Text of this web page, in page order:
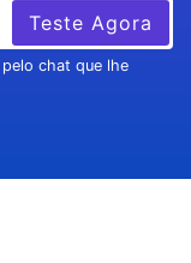
Teste Agora
chat que lhe